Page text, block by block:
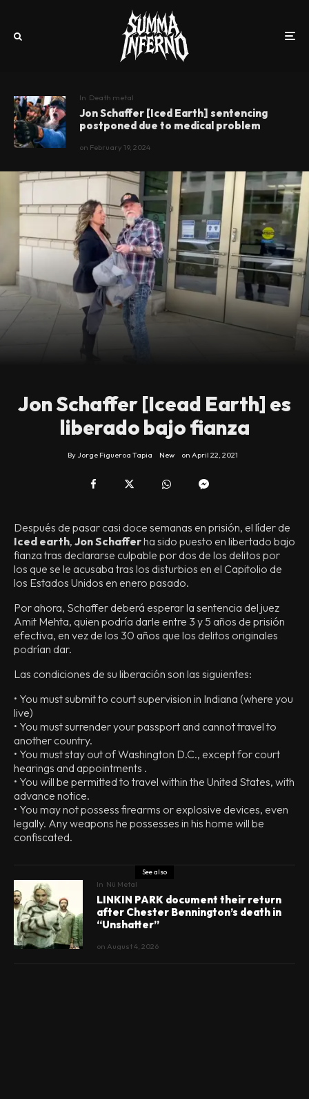
In Death metal
Jon Schaffer [Iced Earth] sentencing
postponed due to medical problem
on February 19, 2024
Jon Schaffer [Icead Earth] es
liberado bajo fianza
By Jorge Figueroa Tapia New on April 22, 2021
Después de pasar casi doce semanas en prisión, el líder de
Iced earth, Jon Schafferha sido puesto en libertado bajo
fianza tras declararse culpable por dos de los delitos por
los que se le acusaba tras los disturbios en el Capitolio de
los Estados Unidos en enero pasado.
Por ahora, Schaffer deberá esperar la sentencia del juez
Amit Mehta, quien podría darle entre 3 y 5 años de prisión
efectiva, en vez de los 30 años que los delitos originales
podrían dar.
Las condiciones de su liberación son las siguientes:
• You must submit to court supervision in Indiana (where you
live)
• You must surrender your passport and cannot travel to
another country.
• You must stay out of Washington D.C., except for court
hearings and appointments .
• You will be permitted to travel within the United States, with
advance notice.
• You may not possess firearms or explosive devices, even
legally. Any weapons he possesses in his home will be
confiscated.
See also
In Nü Metal
LINKIN PARK document their return
after Chester Bennington’s death in
“Unshatter”
on August 4, 2026